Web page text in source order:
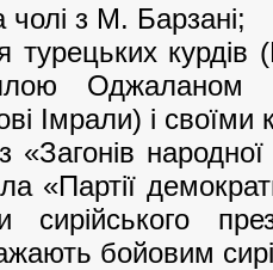
чолі з М. Барзані;
турецьких курдів
Оджаланом
Імрали) і
з «Загонів
«Партії
сирійського
бойовим